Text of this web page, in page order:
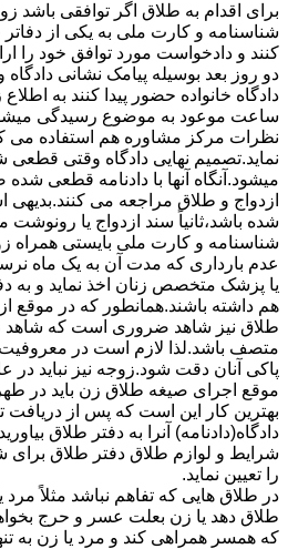
برای اقدام به طلاق اگر توافقی باشد
شناسنامه و کارت ملی به یکی از
کنند و دادخواست مورد توافق خود را
دو روز بعد بوسیله پیامک نشانی دادگاه
دادگاه خانواده حضور پیدا کنند به
ساعت موعود به موضوع رسیدگی
نظرات مرکز مشاوره هم استفاده می
نماید.تصمیم نهایی دادگاه وقتی قطعی
میشود.آنگاه آنها با دادنامه قطعی شده
ازدواج و طلاق مراجعه می کنند.بدیهی
شده باشد،ثانیاً سند ازدواج یا
شناسنامه و کارت ملی بایستی همراه
عدم بارداری که مدت آن به یک ماه
یا پزشک متخصص زنان اخذ نماید و به
هم داشته باشند.همانطور که در موقع
طلاق نیز شاهد ضروری است که شاهد
متصف باشد.لذا لازم است در
پاکی آنان دقت شود.زوجه نیز نباید در
موقع اجرای صیغه طلاق زن باید در
بهترین کار این است که پس از دریافت
دادگاه(دادنامه) آنرا به دفتر طلاق
شرایط و لوازم طلاق دفتر طلاق
را تعیین نماید.
در طلاق هایی که تفاهم نباشد مثلاً
طلاق دهد یا زن بعلت عسر و حرج
که همسر همراهی کند و مرد یا زن به